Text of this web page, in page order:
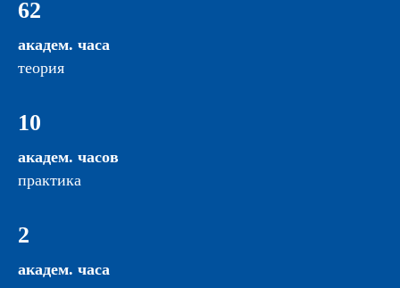
62
академ. часа
теория
10
академ. часов
практика
2
академ. часа